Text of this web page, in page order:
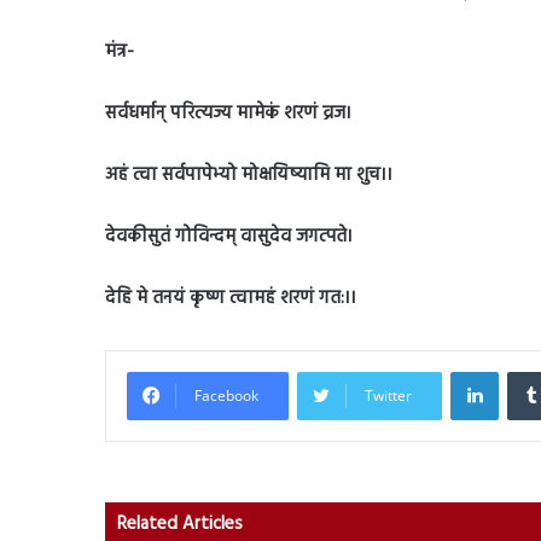
मंत्र-
सर्वधर्मान् परित्यज्य मामेकं शरणं व्रज।
अहं त्वा सर्वपापेभ्यो मोक्षयिष्यामि मा शुच।।
देवकीसुतं गोविन्दम् वासुदेव जगत्पते।
देहि मे तनयं कृष्ण त्वामहं शरणं गत:।।
Facebook Twitter
Related Articles